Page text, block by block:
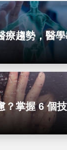
療趨勢，醫
？掌握 6 個